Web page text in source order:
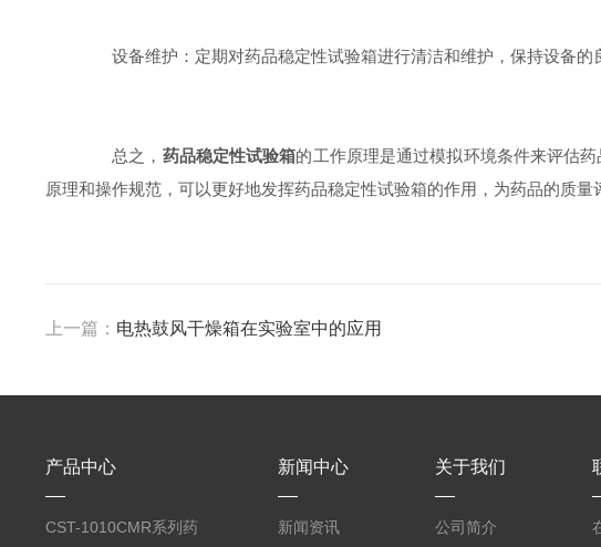
设备维护：定期对药品稳定性试验箱进行清洁和维护，保持设备的
总之， 药品稳定性试验箱的工作原理是通过模拟环境条件来评估
原理和操作规范，可以更好地发挥药品稳定性试验箱的作用，为药品的质量
上一篇： 电热鼓风干燥箱在实验室中的应用
产品中心
CST-1010CMR系列药
新闻中心
新闻资讯
关于我们
公司简介